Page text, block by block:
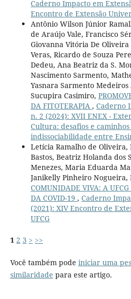
Caderno Impacto em
Encontro de Extensão
Antônio Wilson Júnior
de Araújo Vale, Francisco
Giovanna Vitória De
Veras, Ricardo de Souza
Dedeu, Ana Beatriz da S.
Nascimento Sarmento,
Yasnara Sarmento
Sucupira Casimiro,
DA FITOTERAPIA , Caderno
n. 2 (2024): XVII ENEX -
Cultura: desafios e
indissociabilidade entre
Letícia Ramalho de
Bastos, Beatriz Holanda dos
Menezes, Maria Eduarda
Janikelly Pinheiro
COMUNIDADE VIVA: A
DA COVID-19 , Caderno
(2021): XIV Encontro de
UFCG
1 2 3 > >>
Você também pode iniciar uma
similaridade para este artigo.